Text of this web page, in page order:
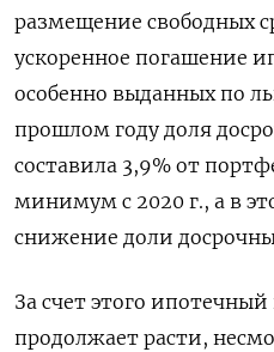
размещение свободных
ускоренное погашение
особенно выданных по
прошлом году доля
составила 3,9% от
минимум с 2020 г., а в
снижение доли
За счет этого
продолжает расти,